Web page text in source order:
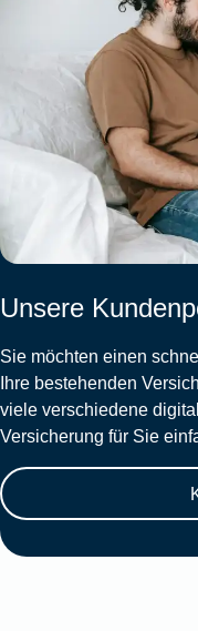
Unsere
Sie möchten einen
Ihre bestehenden
viele verschiedene
Versicherung für Sie